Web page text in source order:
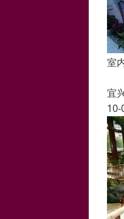
室
宜
10-